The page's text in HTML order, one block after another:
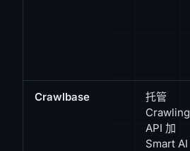
Crawlbase
托管
Crawling
API 加
Smart AI